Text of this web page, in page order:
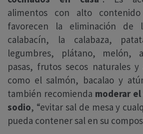
alimentos con alto
favorecen la eliminación de
calabacín, la calabaza,
legumbres, plátano, melón,
pasas, frutos secos naturales y
como el salmón, bacalao y
también recomienda moderar
sodio, “evitar sal de mesa y
pueda contener sal en su